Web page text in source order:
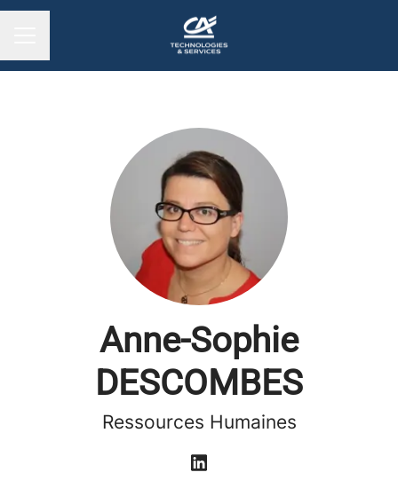
Anne-Sophie
DESCOMBES
Ressources Humaines